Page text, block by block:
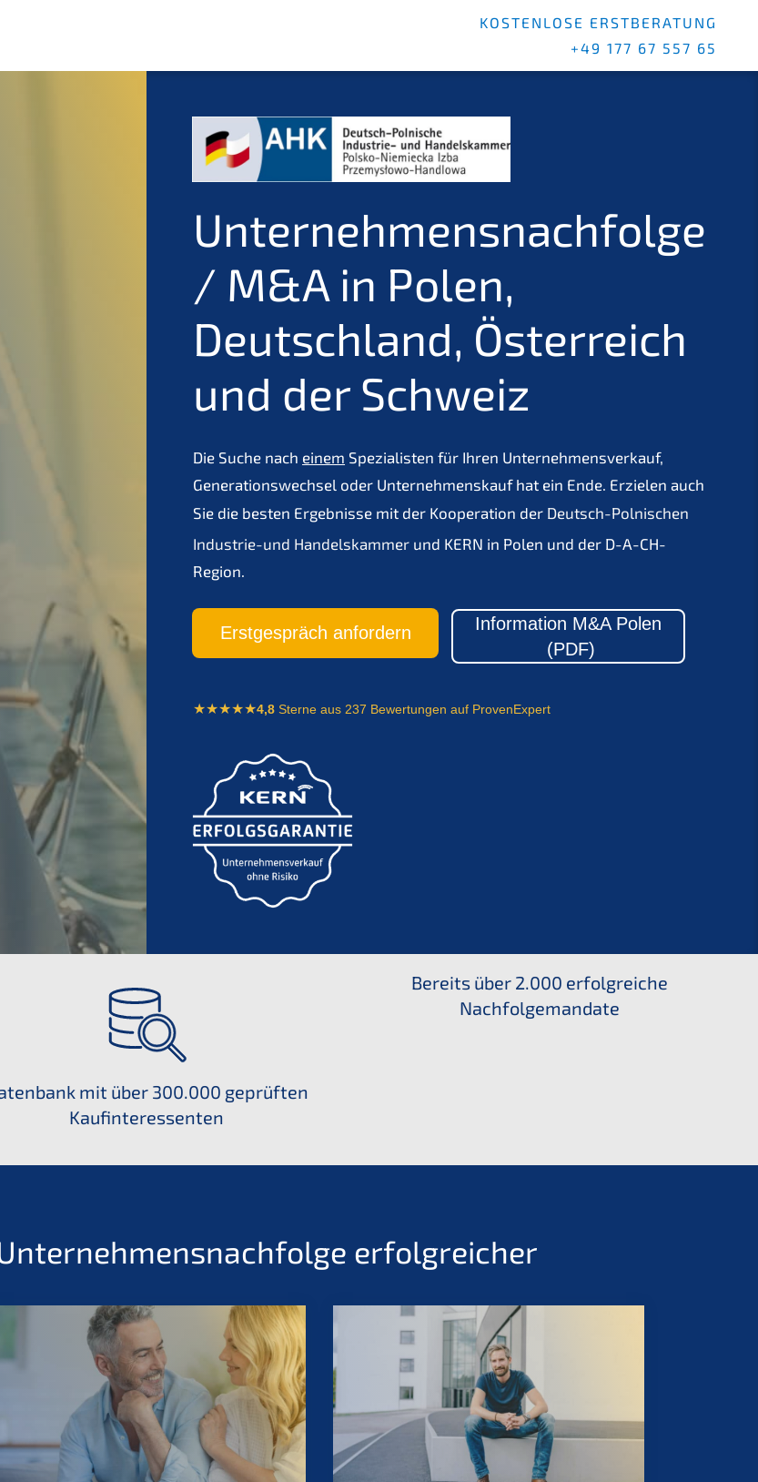
KOSTENLOSE ERSTBERATUNG
+49 177 67 557 65
Unternehmensnachfolge
/ M&A in Polen,
Deutschland, Österreich
und der Schweiz
Die Suche nach einem Spezialisten für Ihren Unternehmensverkauf,
Generationswechsel oder Unternehmenskauf hat ein Ende. Erzielen auch
Sie die besten Ergebnisse mit der Kooperation der Deutsch-Polnischen
Industrie-und Handelskammer und KERN in Polen und der D-A-CH-
Region.
Erstgespräch anfordern
Information M&A Polen
(PDF)
4,8 Sterne aus 237 Bewertungen auf ProvenExpert
mit über 300.000 geprüften
Kaufinteressenten
Bereits über 2.000 erfolgreiche
Nachfolgemandate
erfolgreicher